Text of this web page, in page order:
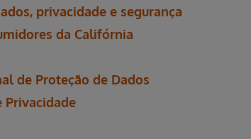
privacidade e segurança
da Califórnia
de Proteção de Dados
Privacidade